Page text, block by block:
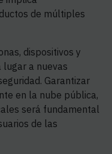
de múltiples
dispositivos y
lugar a nuevas
Garantizar
en la nube pública,
será fundamental
de las